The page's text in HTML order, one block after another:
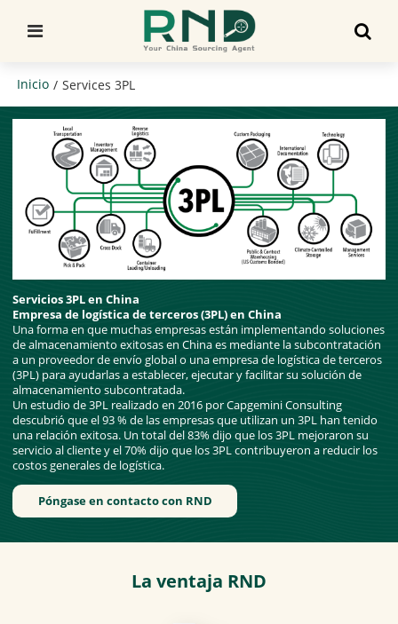
Inicio / Services 3PL
Servicios 3PL en China
Empresa de logística de terceros (3PL) en China
Una forma en que muchas empresas están implementando soluciones
de almacenamiento exitosas en China es mediante la subcontratación
a un proveedor de envío global o una empresa de logística de terceros
(3PL) para ayudarlas a establecer, ejecutar y facilitar su solución de
almacenamiento subcontratada.
Un estudio de 3PL realizado en 2016 por Capgemini Consulting
descubrió que el 93 % de las empresas que utilizan un 3PL han tenido
una relación exitosa. Un total del 83% dijo que los 3PL mejoraron su
servicio al cliente y el 70% dijo que los 3PL contribuyeron a reducir los
costos generales de logística.
Póngase en contacto con RND
La ventaja RND